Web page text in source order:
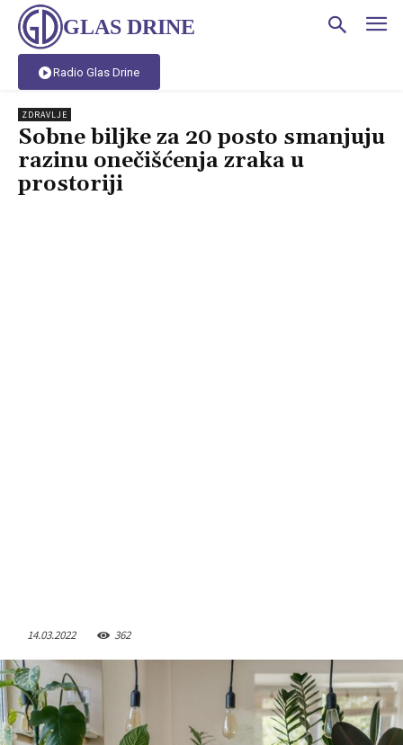
GLAS DRINE
Radio Glas Drine
ZDRAVLJE
Sobne biljke za 20 posto smanjuju
razinu onečišćenja zraka u
prostoriji
14.03.2022 362